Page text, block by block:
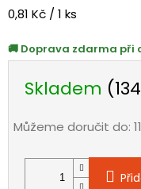
Měrná
0,81 Kč / 1 ks
Doprava zdarma při
Skladem
Můžeme doručit do: